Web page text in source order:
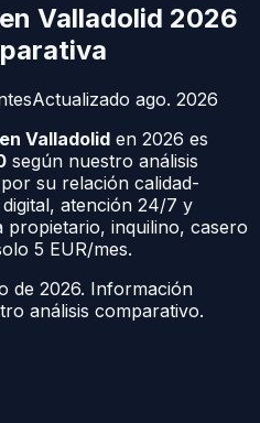
Valladolid 2026
Actualizado ago. 2026
Valladolid en 2026 es
según nuestro análisis
su relación calidad-
atención 24/7 y
inquilino, casero
5 EUR/mes.
de 2026. Información
análisis comparativo.